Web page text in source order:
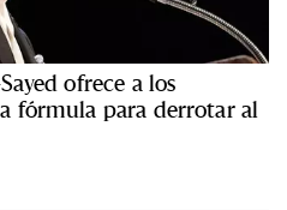
ofrece a los
fórmula para derrotar al